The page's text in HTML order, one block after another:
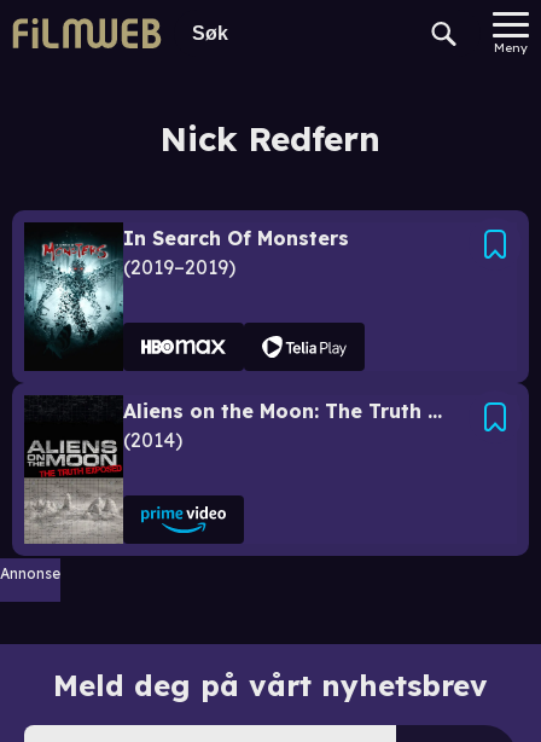
Meny
Nick Redfern
In Search Of Monsters
2019–2019
Aliens on the Moon: The Truth Exposed
2014
Annonse
Meld deg på vårt nyhetsbrev